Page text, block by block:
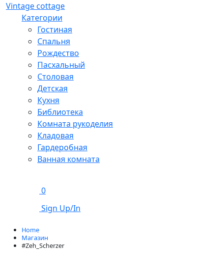
Vintage cottage
Категории
Гостиная
Спальня
Рождество
Пасхальный
Столовая
Детская
Кухня
Библиотека
Комната рукоделия
Кладовая
Гардеробная
Ванная комната
0
Sign Up/In
Home
Магазин
#Zeh_Scherzer